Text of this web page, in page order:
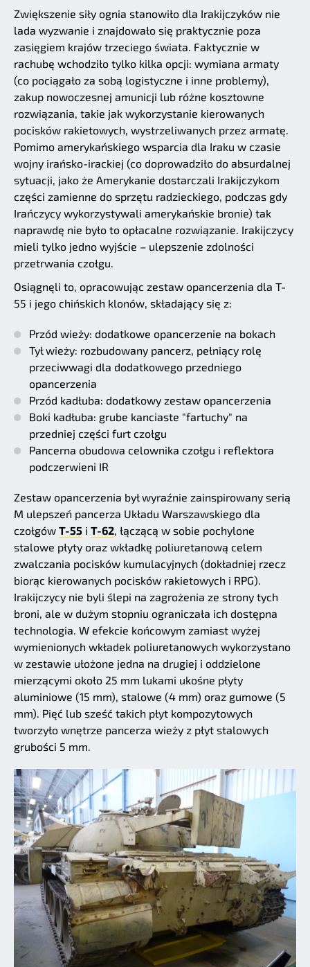
Zwiększenie siły ognia stanowiło dla Irakijczyków nie
lada wyzwanie i znajdowało się praktycznie poza
zasięgiem krajów trzeciego świata. Faktycznie w
rachubę wchodziło tylko kilka opcji: wymiana armaty
(co pociągało za sobą logistyczne i inne problemy),
zakup nowoczesnej amunicji lub różne kosztowne
rozwiązania, takie jak wykorzystanie kierowanych
pocisków rakietowych, wystrzeliwanych przez armatę.
Pomimo amerykańskiego wsparcia dla Iraku w czasie
wojny irańsko-irackiej (co doprowadziło do absurdalnej
sytuacji, jako że Amerykanie dostarczali Irakijczykom
części zamienne do sprzętu radzieckiego, podczas gdy
Irańczycy wykorzystywali amerykańskie bronie) tak
naprawdę nie było to opłacalne rozwiązanie. Irakijczycy
mieli tylko jedno wyjście – ulepszenie zdolności
przetrwania czołgu.
Osiągnęli to, opracowując zestaw opancerzenia dla T-
55 i jego chińskich klonów, składający się z:
Przód wieży: dodatkowe opancerzenie na bokach
Tył wieży: rozbudowany pancerz, pełniący rolę
przeciwwagi dla dodatkowego przedniego
opancerzenia
Przód kadłuba: dodatkowy zestaw opancerzenia
Boki kadłuba: grube kanciaste "fartuchy" na
przedniej części furt czołgu
Pancerna obudowa celownika czołgu i reflektora
podczerwieni IR
Zestaw opancerzenia był wyraźnie zainspirowany serią
M ulepszeń pancerza Układu Warszawskiego dla
czołgów T-55 i T-62, łączącą w sobie pochylone
stalowe płyty oraz wkładkę poliuretanową celem
zwalczania pocisków kumulacyjnych (dokładniej rzecz
biorąc kierowanych pocisków rakietowych i RPG).
Irakijczycy nie byli ślepi na zagrożenia ze strony tych
broni, ale w dużym stopniu ograniczała ich dostępna
technologia. W efekcie końcowym zamiast wyżej
wymienionych wkładek poliuretanowych wykorzystano
w zestawie ułożone jedna na drugiej i oddzielone
mierzącymi około 25 mm lukami ukośne płyty
aluminiowe (15 mm), stalowe (4 mm) oraz gumowe (5
mm). Pięć lub sześć takich płyt kompozytowych
tworzyło wnętrze pancerza wieży z płyt stalowych
grubości 5 mm.